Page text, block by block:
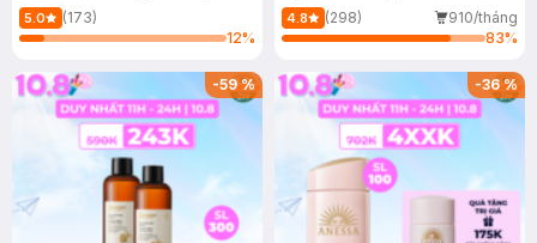
150ml
5.0
(173)
12%
4.8 (298)
910/tháng
83%
-59% -36%